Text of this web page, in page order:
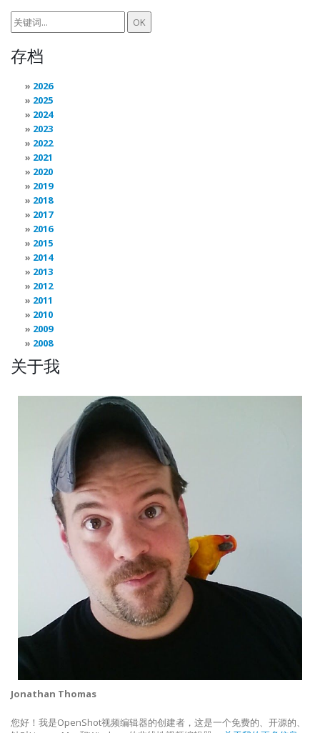
存档
2026
2025
2024
2023
2022
2021
2020
2019
2018
2017
2016
2015
2014
2013
2012
2011
2010
2009
2008
关于我
Jonathan Thomas
您好！我是OpenShot视频编辑器的创建者，这是一个免费的、开源的、